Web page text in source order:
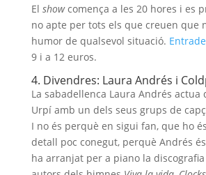
El showcomença a les 20 hores i es
no apte per tots els que creuen que
humor de qualsevol situació.
9 i a 12 euros.
4. Divendres: Laura Andrés i
La sabadellenca Laura Andrés actua
Urpí amb un dels seus grups de
I no és perquè en sigui fan, que ho
detall poc conegut, perquè Andrés
ha arranjat per a piano la